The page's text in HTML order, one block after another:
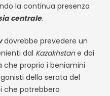
la continua presenza
centrale.
dovrebbe prevedere un
dal Kazakhstane dai
che proprio i beniamini
della serata del
che potrebbero